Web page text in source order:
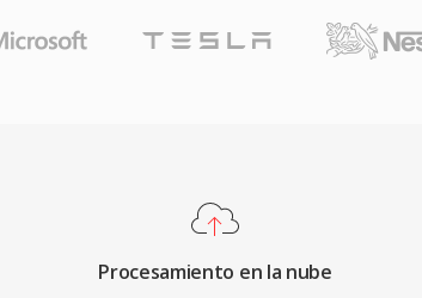
Procesamiento en la nube